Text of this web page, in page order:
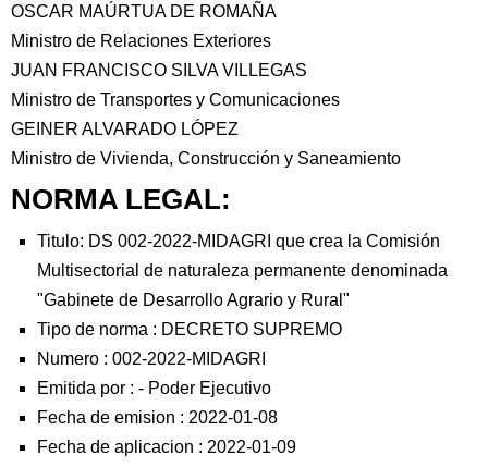
OSCAR MAÚRTUA DE ROMAÑA
Ministro de Relaciones Exteriores
JUAN FRANCISCO SILVA VILLEGAS
Ministro de Transportes y Comunicaciones
GEINER ALVARADO LÓPEZ
Ministro de Vivienda, Construcción y Saneamiento
NORMA LEGAL:
Titulo: DS 002-2022-MIDAGRI que crea la Comisión
Multisectorial de naturaleza permanente denominada
"Gabinete de Desarrollo Agrario y Rural"
Tipo de norma : DECRETO SUPREMO
Numero : 002-2022-MIDAGRI
Emitida por : - Poder Ejecutivo
Fecha de emision : 2022-01-08
Fecha de aplicacion : 2022-01-09